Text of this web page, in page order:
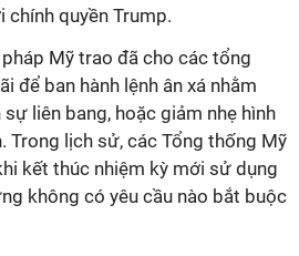
quyền Trump.
Mỹ trao đã cho các tổng
để ban hành lệnh ân xá nhằm
liên bang, hoặc giảm nhẹ hình
Trong lịch sử, các Tổng thống Mỹ
kết thúc nhiệm kỳ mới sử dụng
không có yêu cầu nào bắt buộc